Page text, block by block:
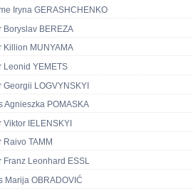
Iryna GERASHCHENKO
Boryslav BEREZA
Killion MUNYAMA
Leonid YEMETS
Georgii LOGVYNSKYI
Agnieszka POMASKA
Viktor IELENSKYI
Raivo TAMM
Franz Leonhard ESSL
Marija OBRADOVIĆ